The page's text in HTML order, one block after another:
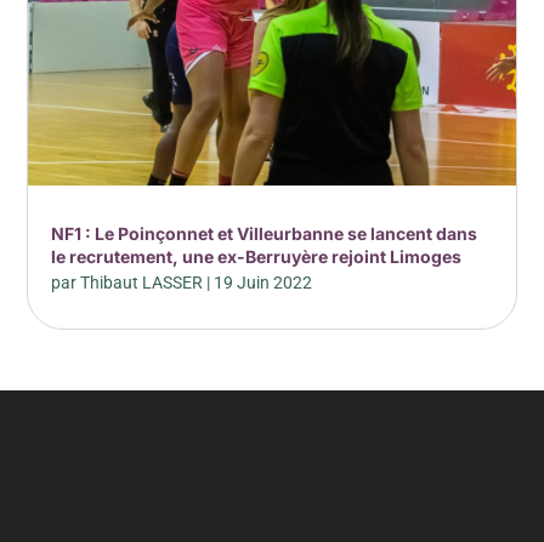
NF1 : Le Poinçonnet et Villeurbanne se lancent dans
le recrutement, une ex-Berruyère rejoint Limoges
parThibaut LASSER | 19 Juin 2022